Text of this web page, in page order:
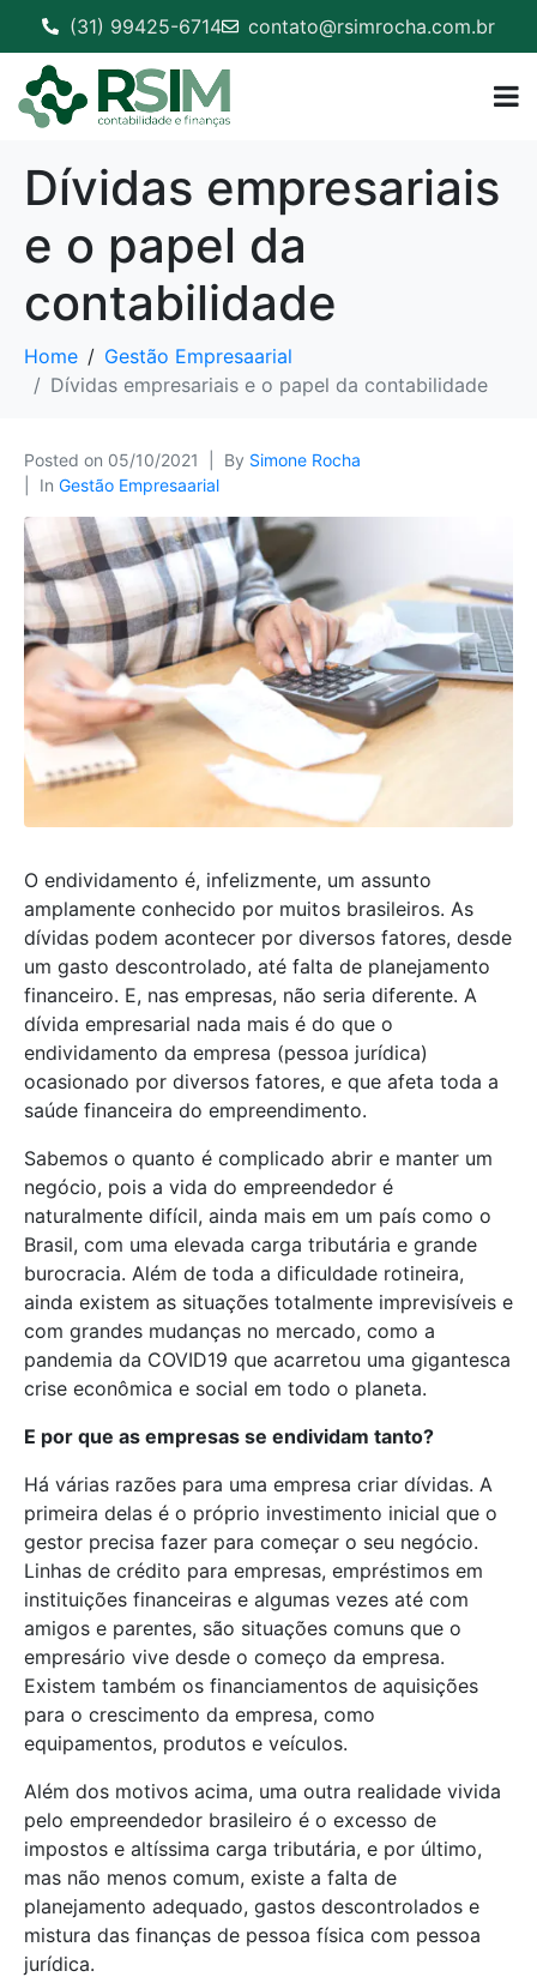
(31) 99425-6714 contato@rsimrocha.com.br
Dívidas empresariais
e o papel da
contabilidade
Home
Gestão Empresaarial
Dívidas empresariais e o papel da contabilidade
Posted on 05/10/2021 By Simone Rocha
In Gestão Empresaarial
O endividamento é, infelizmente, um assunto
amplamente conhecido por muitos brasileiros. As
dívidas podem acontecer por diversos fatores, desde
um gasto descontrolado, até falta de planejamento
financeiro. E, nas empresas, não seria diferente. A
dívida empresarial nada mais é do que o
endividamento da empresa (pessoa jurídica)
ocasionado por diversos fatores, e que afeta toda a
saúde financeira do empreendimento.
Sabemos o quanto é complicado abrir e manter um
negócio, pois a vida do empreendedor é
naturalmente difícil, ainda mais em um país como o
Brasil, com uma elevada carga tributária e grande
burocracia. Além de toda a dificuldade rotineira,
ainda existem as situações totalmente imprevisíveis e
com grandes mudanças no mercado, como a
pandemia da COVID19 que acarretou uma gigantesca
crise econômica e social em todo o planeta.
E por que as empresas se endividam tanto?
Há várias razões para uma empresa criar dívidas. A
primeira delas é o próprio investimento inicial que o
gestor precisa fazer para começar o seu negócio.
Linhas de crédito para empresas, empréstimos em
instituições financeiras e algumas vezes até com
amigos e parentes, são situações comuns que o
empresário vive desde o começo da empresa.
Existem também os financiamentos de aquisições
para o crescimento da empresa, como
equipamentos, produtos e veículos.
Além dos motivos acima, uma outra realidade vivida
pelo empreendedor brasileiro é o excesso de
impostos e altíssima carga tributária, e por último,
mas não menos comum, existe a falta de
planejamento adequado, gastos descontrolados e
mistura das finanças de pessoa física com pessoa
jurídica.